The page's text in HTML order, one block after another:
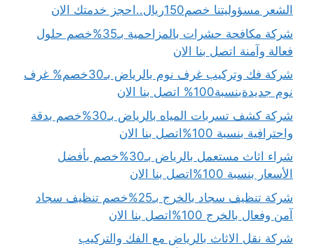
الشعر مسؤوليتنا خصم150ريال..احجز خدمتك الان
شركة مكافحة حشرات بالمزاحمية بـ35%خصم حلول
فعالة وآمنة اتصل بنا الان
شركة فك وتركيب غرف نوم بالرياض بـ30خصم% غرف
نوم جديدةبنسبة100% اتصل بنا الان
شركة كشف تسربات المياه بالرياض بـ30%خصم بدقة
واحترافية بنسبة 100%اتصل بنا الان
شراء اثاث مستعمل بالرياض بـ30%خصم بأفضل
الأسعار بنسبة 100%اتصل بنا الان
شركة تنظيف سجاد بالخرج بـ25%خصم تنظيف سجاد
آمن وفعال بالخرج 100%اتصل بنا الان
شركة نقل الاثاث بالرياض مع الفك والتركيب